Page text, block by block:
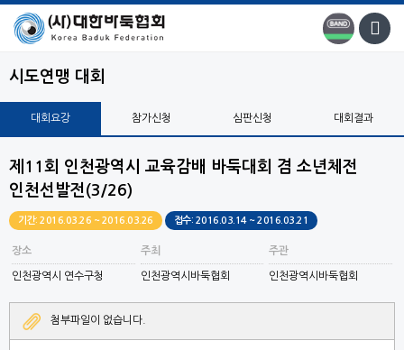
시도연맹 대회
대회요강 참가신청 심판신청 대회결과
제11회 인천광역시 교육감배 바둑대회 겸 소년체전
인천선발전(3/26)
기간: 2016.03.26 ~ 2016.03.26 접수: 2016.03.14 ~ 2016.03.21
장소
인천광역시 연수구청
주최
인천광역시바둑협회
주관
인천광역시바둑협회
첨부파일이 없습니다.